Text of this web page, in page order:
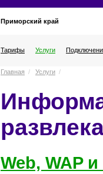
Приморский край
Тарифы Услуги
Главная / Услуги /
Web, WAP